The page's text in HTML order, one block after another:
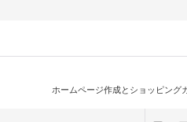
ホームページ作成とショッピング